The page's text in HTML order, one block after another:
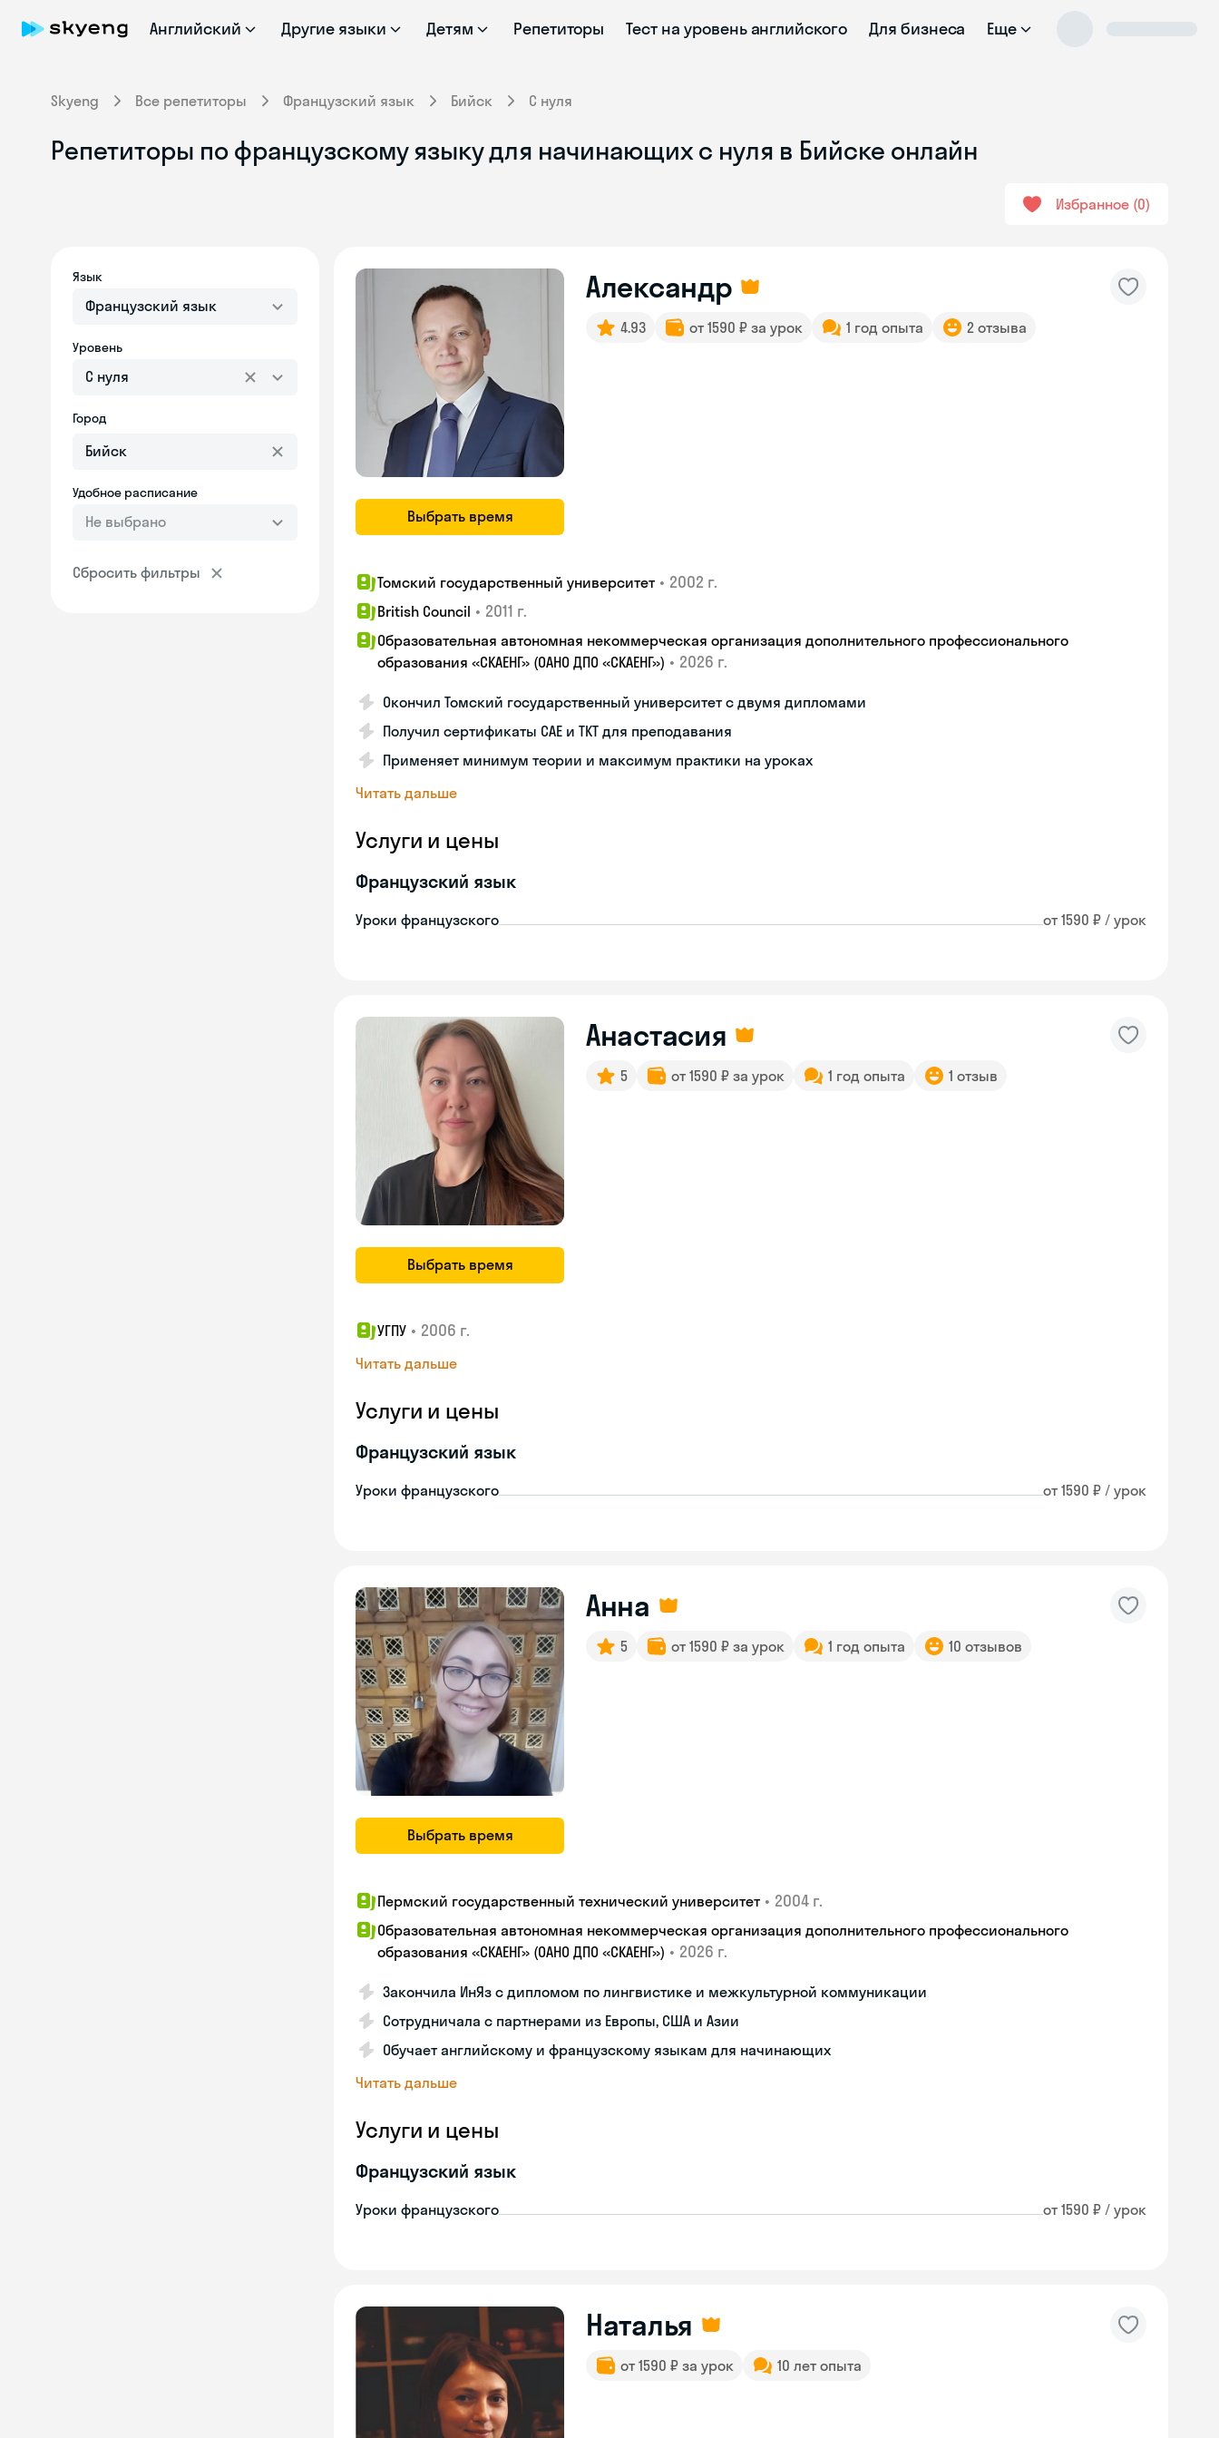
Английский Другие языки Детям Репетиторы Тест на уровень английского Для бизнеса Еще
Skyeng Все репетиторы Французский язык Бийск С нуля
Репетиторы по французскому языку для начинающих с нуля в Бийске онлайн
Избранное 0
Язык
Французский язык
Уровень
С нуля
Город
Удобное расписание
Не выбрано
Сбросить фильтры
Выбрать время
Александр
4.93 от 1590 ₽ за урок 1 год опыта 2 отзыва
Томский государственный университет • 2002 г.
British Council • 2011 г.
Образовательная автономная некоммерческая организация дополнительного профессионального
образования «СКАЕНГ» (ОАНО ДПО «СКАЕНГ») • 2026 г.
Окончил Томский государственный университет с двумя дипломами
Получил сертификаты CAE и TKT для преподавания
Применяет минимум теории и максимум практики на уроках
Читать дальше
Услуги и цены
Французский язык
Уроки французского от 1590 ₽ / урок
Выбрать время
Анастасия
5 от 1590 ₽ за урок 1 год опыта 1 отзыв
УГПУ • 2006 г.
Читать дальше
Услуги и цены
Французский язык
Уроки французского от 1590 ₽ / урок
Выбрать время
Анна
5 от 1590 ₽ за урок 1 год опыта 10 отзывов
Пермский государственный технический университет • 2004 г.
Образовательная автономная некоммерческая организация дополнительного профессионального
образования «СКАЕНГ» (ОАНО ДПО «СКАЕНГ») • 2026 г.
Закончила ИнЯз с дипломом по лингвистике и межкультурной коммуникации
Сотрудничала с партнерами из Европы, США и Азии
Обучает английскому и французскому языкам для начинающих
Читать дальше
Услуги и цены
Французский язык
Уроки французского от 1590 ₽ / урок
Наталья
от 1590 ₽ за урок 10 лет опыта